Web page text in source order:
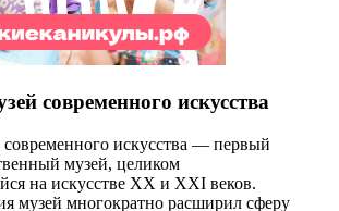
современного искусства
искусства — первый
музей, целиком
на искусстве XX и XXI веков.
музей многократно расширил сферу